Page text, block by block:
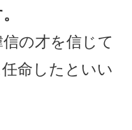
の才を信じて
命したといい